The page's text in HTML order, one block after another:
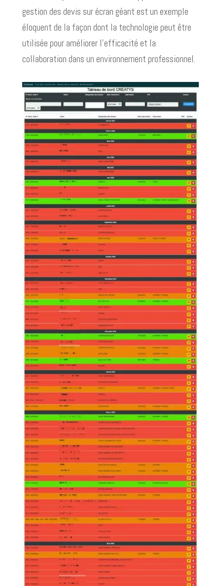
gestion des devis sur écran géant est un exemple
éloquent de la façon dont la technologie peut être
utilisée pour améliorer l’efficacité et la
collaboration dans un environnement professionnel.